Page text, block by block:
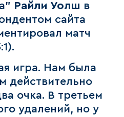
Райли Уолш в
сайта
матч
игра. Нам была
действительно
очка. В третьем
удалений, но у